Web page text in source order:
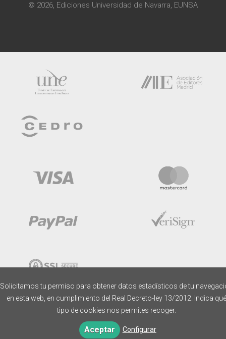
© 2026, Ediciones Universidad de Navarra, EUNSA
Solicitamos tu permiso para obtener datos estadísticos de tu
en esta web, en cumplimiento del Real Decreto-ley 13/2012. Indica qué
tipo de cookies nos permites recoger.
Aceptar Configurar